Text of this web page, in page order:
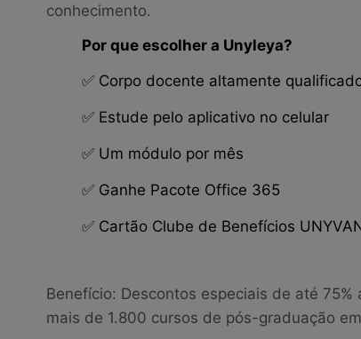
conhecimento.
Por que escolher a Unyleya?
✅ Corpo docente altamente
✅ Estude pelo aplicativo no celular
✅ Um módulo por mês
✅ Ganhe Pacote Office 365
✅ Cartão Clube de Benefícios
Benefício: Descontos especiais de até
mais de 1.800 cursos de pós-graduação em